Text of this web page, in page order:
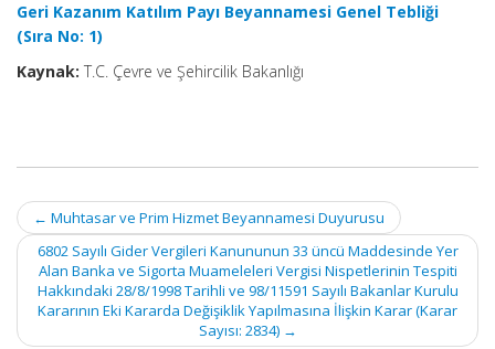
Geri Kazanım Katılım Payı Beyannamesi Genel Tebliği
(Sıra No: 1)
Kaynak: T.C. Çevre ve Şehircilik Bakanlığı
Post
navigation
← Muhtasar ve Prim Hizmet Beyannamesi Duyurusu
6802 Sayılı Gider Vergileri Kanununun 33 üncü Maddesinde Yer
Alan Banka ve Sigorta Muameleleri Vergisi Nispetlerinin Tespiti
Hakkındaki 28/8/1998 Tarihli ve 98/11591 Sayılı Bakanlar Kurulu
Kararının Eki Kararda Değişiklik Yapılmasına İlişkin Karar (Karar
Sayısı: 2834) →